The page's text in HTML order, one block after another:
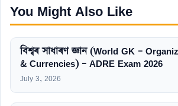
You Might Also Like
বিশ্বৰ সাধাৰণ জ্ঞান (World GK –
& Currencies) – ADRE Exam 2026
July 3, 2026